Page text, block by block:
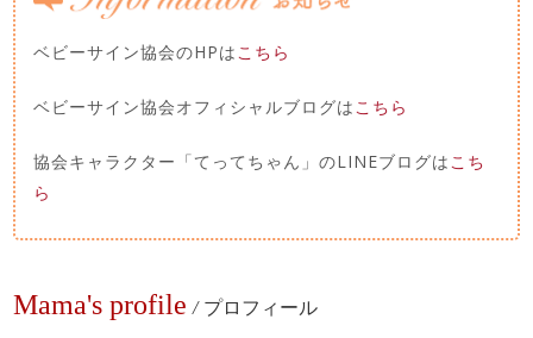
ベビーサイン協会のHPはこちら
ベビーサイン協会オフィシャルブログはこちら
協会キャラクター「てってちゃん」のLINEブログはこち
ら
Mama's profile / プロフィール